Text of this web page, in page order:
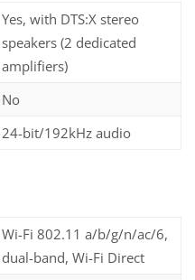
Yes, with DTS:X stereo
speakers (2 dedicated
amplifiers)
No
24-bit/192kHz audio
Wi-Fi 802.11 a/b/g/n/ac/6,
dual-band, Wi-Fi Direct